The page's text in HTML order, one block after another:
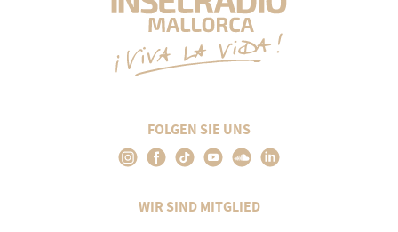
FOLGEN SIE UNS
WIR SIND MITGLIED